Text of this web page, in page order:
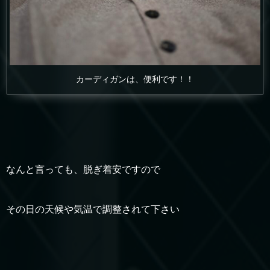
カーディガンは、便利です！！
なんと言っても、脱ぎ着安ですので
その日の天候や気温で調整されて下さい